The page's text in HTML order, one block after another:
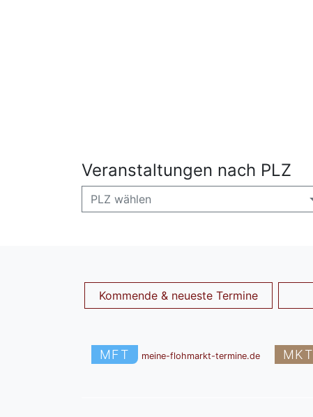
Veranstaltungen nach PLZ
PLZ wählen
Kommende & neueste Termine
MFT meine-flohmarkt-termine.de MKT